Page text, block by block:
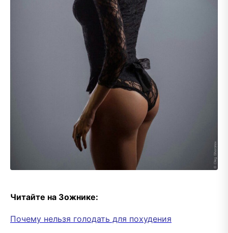
Читайте на Зожнике:
Почему нельзя голодать для похудения